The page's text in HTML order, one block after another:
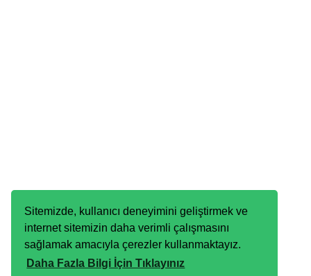
Sitemizde, kullanıcı deneyimini geliştirmek ve
internet sitemizin daha verimli çalışmasını
sağlamak amacıyla çerezler kullanmaktayız.
Daha Fazla Bilgi İçin Tıklayınız